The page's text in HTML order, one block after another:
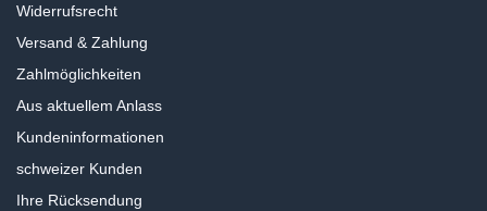
Widerrufsrecht
Versand & Zahlung
Zahlmöglichkeiten
Aus aktuellem Anlass
Kundeninformationen
schweizer Kunden
Ihre Rücksendung